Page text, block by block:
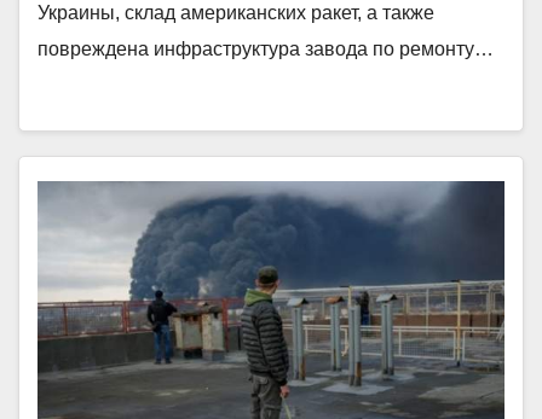
Украины, склад американских ракет, а также
повреждена инфраструктура завода по ремонту…